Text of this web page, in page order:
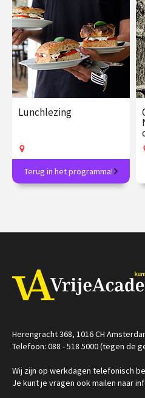
€ 17.50
Speeltijd 1 uur
VAthuis
Lunchlezing
Elke week een verrassend
onderwerp en inclusief
aug.
Terug in het programma!
Herengracht 368, 1016 CH
Telefoon: 088 - 518 5000 (tegen de
Wij zijn op werkdagen telefonisch
Je kunt je vragen ook mailen naar